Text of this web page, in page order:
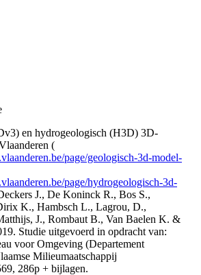
en hydrogeologisch (H3D) 3D-
(
page/geologisch-3d-model-
page/hydrogeologisch-3d-
J., De Koninck R., Bos S.,
K., Hambsch L., Lagrou, D.,
J., Rombaut B., Van Baelen K. &
Studie uitgevoerd in opdracht van:
voor Omgeving (Departement
Milieumaatschappij
286p + bijlagen.